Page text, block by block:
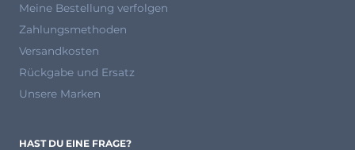
Meine Bestellung verfolgen
Zahlungsmethoden
Versandkosten
Rückgabe und Ersatz
Unsere Marken
HAST DU EINE FRAGE?